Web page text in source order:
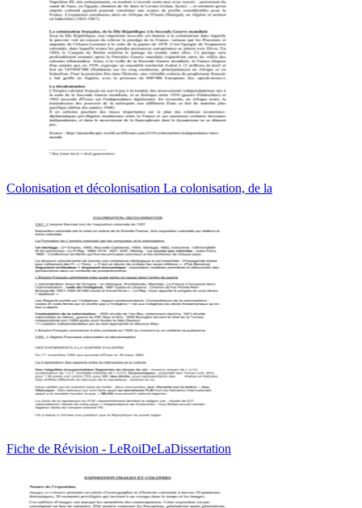
Colonisation et décolonisation La colonisation, de la
Fiche de Révision - LeRoiDeLaDissertation